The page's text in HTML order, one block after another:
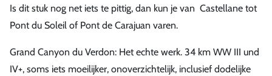
Is dit stuk nog net iets te pittig, dan kun je van Castellane tot
Pont du Soleil of Pont de Carajuan varen.
Grand Canyon du Verdon: Het echte werk. 34 km WW III und
IV+, soms iets moeilijker, onoverzichtelijk, inclusief dodelijke